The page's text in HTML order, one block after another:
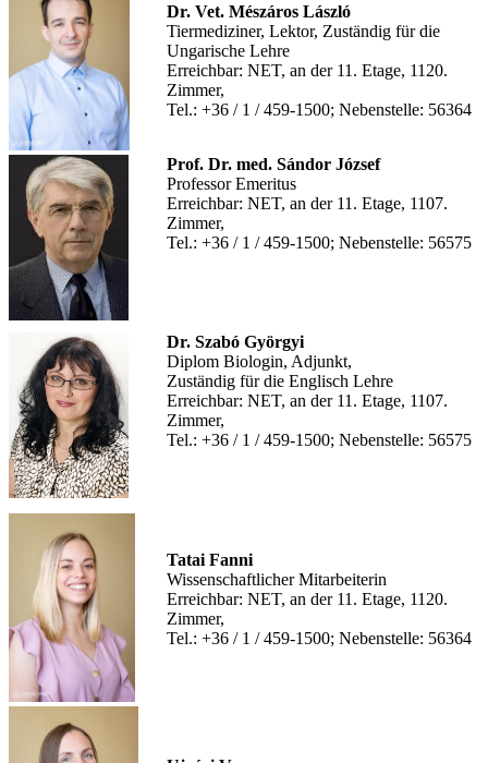
Dr. Vet. Mészáros László
Tiermediziner, Lektor, Zuständig für die
Ungarische Lehre
Erreichbar: NET, an der 11. Etage, 1120.
Zimmer,
Tel.: +36 / 1 / 459-1500; Nebenstelle: 56364
Prof. Dr. med. Sándor József
Professor Emeritus
Erreichbar: NET, an der 11. Etage, 1107.
Zimmer,
Tel.: +36 / 1 / 459-1500; Nebenstelle: 56575
Dr. Szabó Györgyi
Diplom Biologin, Adjunkt,
Zuständig für die Englisch Lehre
Erreichbar: NET, an der 11. Etage, 1107.
Zimmer,
Tel.: +36 / 1 / 459-1500; Nebenstelle: 56575
Tatai Fanni
Wissenschaftlicher Mitarbeiterin
Erreichbar: NET, an der 11. Etage, 1120.
Zimmer,
Tel.: +36 / 1 / 459-1500; Nebenstelle: 56364